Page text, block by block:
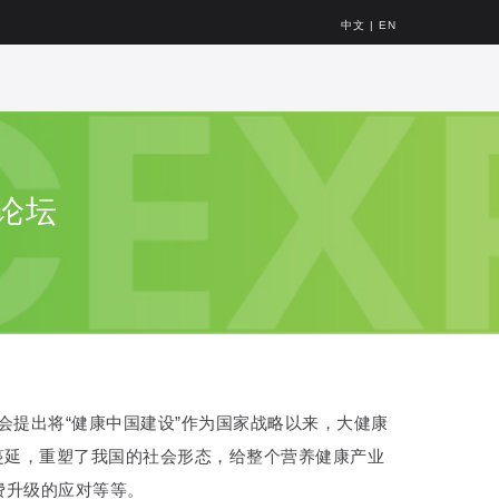
中文 | EN
坛
提出将“健康中国建设”作为国家战略以来，大健康
，重塑了我国的社会形态，给整个营养健康产业
级的应对等等。